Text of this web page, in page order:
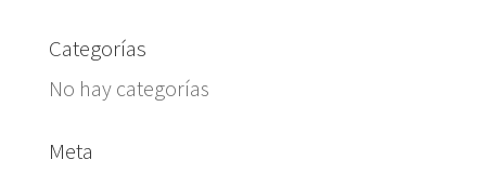
Categorías
No hay categorías
Meta